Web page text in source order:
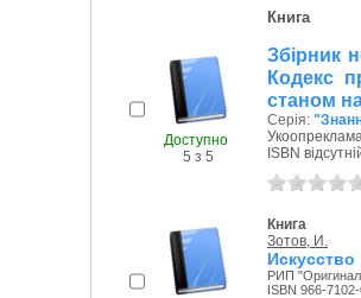
Доступно
5 з 5
Книга
Збірник
Кодекс
станом
Серія:
ISBN
Книга
Зотов, И.
РИП
ISBN 966-